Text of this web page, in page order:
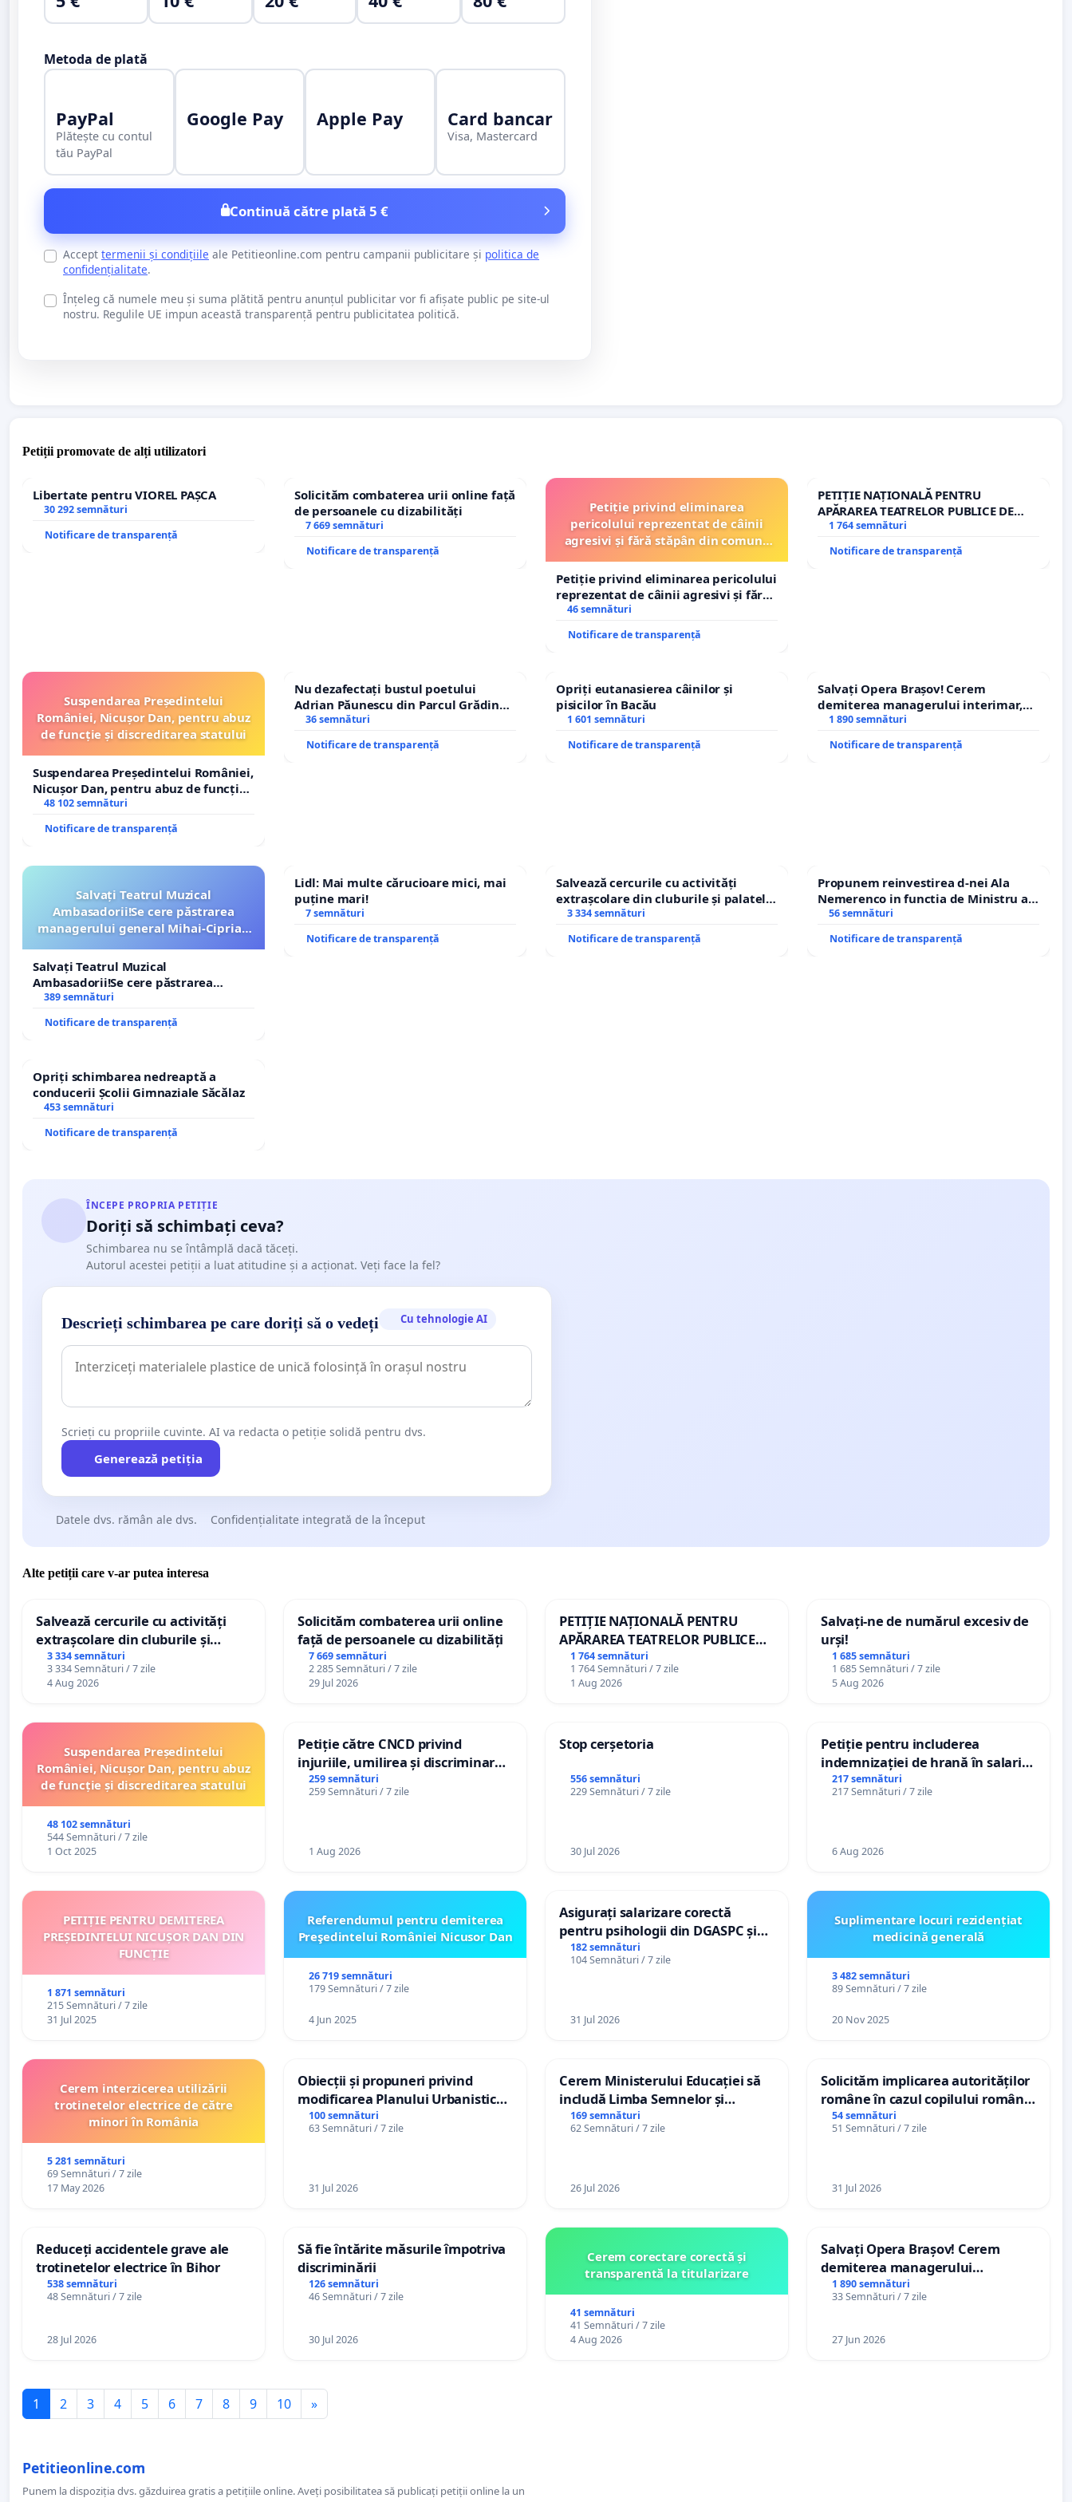
Metoda de plată
PayPal
Plătește cu contul
tău PayPal
Google Pay Apple Pay Card bancar
Visa, Mastercard
Continuă către plată 5 €
Accept termenii și condițiile ale Petitieonline.com pentru campanii publicitare și politica de
confidențialitate.
Înțeleg că numele meu și suma plătită pentru anunțul publicitar vor fi afișate public pe site-ul
nostru. Regulile UE impun această transparență pentru publicitatea politică.
Petiții promovate de alți utilizatori
Libertate pentru VIOREL PAȘCA
30 292 semnături
Notificare de transparență
Solicităm combaterea urii online față
de persoanele cu dizabilități
7 669 semnături
Notificare de transparență
Petiție privind eliminarea
pericolului reprezentat de câinii
agresivi și fără stăpân din comuna
Petiție privind eliminarea pericolului
reprezentat de câinii agresivi și fără
stăpân din comuna Tunari
46 semnături
Notificare de transparență
PETIȚIE NAȚIONALĂ PENTRU
APĂRAREA TEATRELOR PUBLICE DE
REPERTORIU DIN ROMÂNIA
1 764 semnături
Notificare de transparență
Suspendarea Președintelui
României, Nicușor Dan, pentru abuz
de funcție și discreditarea statului
Suspendarea Președintelui României,
Nicușor Dan, pentru abuz de funcție
și discreditarea statului
48 102 semnături
Notificare de transparență
Nu dezafectați bustul poetului
Adrian Păunescu din Parcul Grădina
Icoanei! Stop cenzurii culturale!
36 semnături
Notificare de transparență
Opriți eutanasierea câinilor și
pisicilor în Bacău
1 601 semnături
Notificare de transparență
Salvați Opera Brașov! Cerem
demiterea managerului interimar,
Petrean Lucian-Marius!
1 890 semnături
Notificare de transparență
Salvați Teatrul Muzical
Ambasadorii!Se cere păstrarea
managerului general Mihai-Ciprian
Salvați Teatrul Muzical
Ambasadorii!Se cere păstrarea
managerului general Mihai-Ciprian
389 semnături
Notificare de transparență
Lidl: Mai multe cărucioare mici, mai
puține mari!
7 semnături
Notificare de transparență
Salvează cercurile cu activități
extrașcolare din cluburile și palatele
copiilor
3 334 semnături
Notificare de transparență
Propunem reinvestirea d-nei Ala
Nemerenco in functia de Ministru al
Sanatatii
56 semnături
Notificare de transparență
Opriți schimbarea nedreaptă a
conducerii Școlii Gimnaziale Săcălaz
453 semnături
Notificare de transparență
ÎNCEPE PROPRIA PETIȚIE
Doriți să schimbați ceva?
Schimbarea nu se întâmplă dacă tăceți.
Autorul acestei petiții a luat atitudine și a acționat. Veți face la fel?
Descrieți schimbarea pe care doriți să o vedeți Cu tehnologie AI
Scrieți cu propriile cuvinte. AI va redacta o petiție solidă pentru dvs.
Generează petiția
Datele dvs. rămân ale dvs. Confidențialitate integrată de la început
Alte petiții care v-ar putea interesa
Salvează cercurile cu activități
extrașcolare din cluburile și
palatele copiilor
3 334 semnături
3 334 Semnături / 7 zile
4 Aug 2026
Solicităm combaterea urii online
față de persoanele cu dizabilități
7 669 semnături
2 285 Semnături / 7 zile
29 Jul 2026
PETIȚIE NAȚIONALĂ PENTRU
APĂRAREA TEATRELOR PUBLICE
DE REPERTORIU DIN ROMÂNIA
1 764 semnături
1 764 Semnături / 7 zile
1 Aug 2026
Salvați-ne de numărul excesiv de
urși!
1 685 semnături
1 685 Semnături / 7 zile
5 Aug 2026
Suspendarea Președintelui
României, Nicușor Dan, pentru abuz
de funcție și discreditarea statului
48 102 semnături
544 Semnături / 7 zile
1 Oct 2025
Petiție către CNCD privind
injuriile, umilirea și discriminarea
persoanelor cu dizabilități de
către utilizatorul TikTok „Gorici”
259 semnături
259 Semnături / 7 zile
1 Aug 2026
Stop cerșetoria
556 semnături
229 Semnături / 7 zile
30 Jul 2026
Petiție pentru includerea
indemnizației de hrană în salariul
de bază și protejarea gradațiilor
de vechime pentru asistenții
217 semnături
217 Semnături / 7 zile
6 Aug 2026
PETIȚIE PENTRU DEMITEREA
PREȘEDINTELUI NICUȘOR DAN DIN
FUNCȚIE
1 871 semnături
215 Semnături / 7 zile
31 Jul 2025
Referendumul pentru demiterea
Preşedintelui României Nicusor Dan
26 719 semnături
179 Semnături / 7 zile
4 Jun 2025
Asigurați salarizare corectă
pentru psihologii din DGASPC și
spitale
182 semnături
104 Semnături / 7 zile
31 Jul 2026
Suplimentare locuri rezidențiat
medicină generală
3 482 semnături
89 Semnături / 7 zile
20 Nov 2025
Cerem interzicerea utilizării
trotinetelor electrice de către
minori în România
5 281 semnături
69 Semnături / 7 zile
17 May 2026
Obiecții și propuneri privind
modificarea Planului Urbanistic
General al orașului Ialoveni
100 semnături
63 Semnături / 7 zile
31 Jul 2026
Cerem Ministerului Educației să
includă Limba Semnelor și
alfabetul Braille în școlile din
Republica Moldova!
169 semnături
62 Semnături / 7 zile
26 Jul 2026
Solicităm implicarea autorităților
române în cazul copilului român
Wiliam Kristian Gheorghe, aflat în
plasament în Danemarca de 12
54 semnături
51 Semnături / 7 zile
31 Jul 2026
Reduceți accidentele grave ale
trotinetelor electrice în Bihor
538 semnături
48 Semnături / 7 zile
28 Jul 2026
Să fie întărite măsurile împotriva
discriminării
126 semnături
46 Semnături / 7 zile
30 Jul 2026
Cerem corectare corectă și
transparentă la titularizare
41 semnături
41 Semnături / 7 zile
4 Aug 2026
Salvați Opera Brașov! Cerem
demiterea managerului
interimar, Petrean Lucian-Marius!
1 890 semnături
33 Semnături / 7 zile
27 Jun 2026
1 2 3 4 5 6 7 8 9 10 »
Petitieonline.com
Punem la dispoziția dvs. găzduirea gratis a petițiile online. Aveți posibilitatea să publicați petiții online la un